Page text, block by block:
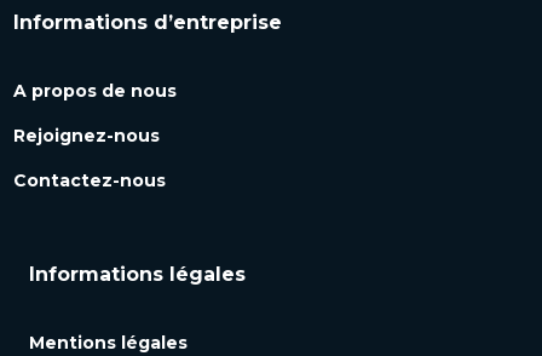
Informations d’entreprise
A propos de nous
Rejoignez-nous
Contactez-nous
Informations légales
Mentions légales